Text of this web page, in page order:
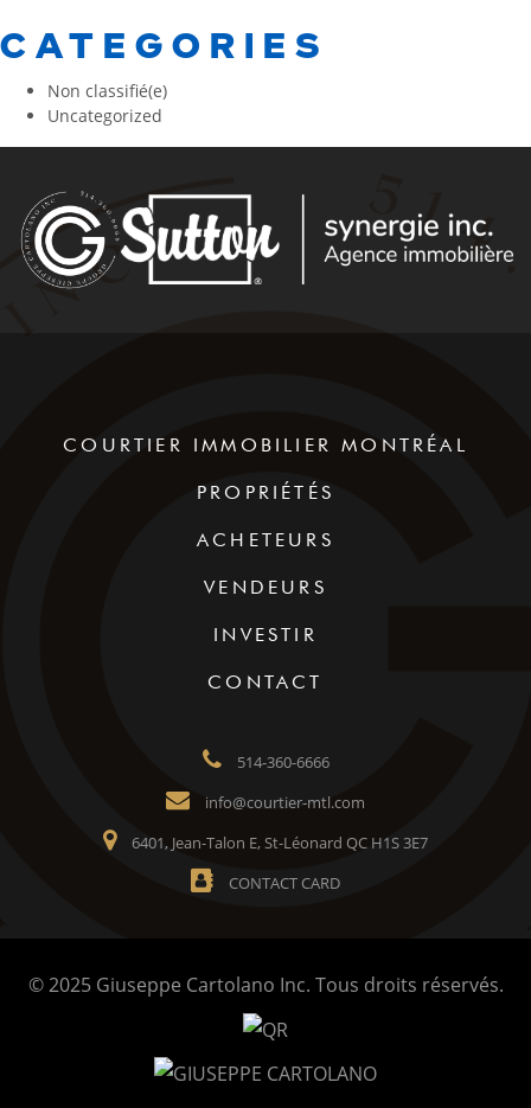
CATEGORIES
Non classifié(e)
Uncategorized
COURTIER IMMOBILIER MONTRÉAL
PROPRIÉTÉS
ACHETEURS
VENDEURS
INVESTIR
CONTACT
514-360-6666
info@courtier-mtl.com
6401, Jean-Talon E, St-Léonard QC H1S 3E7
CONTACT CARD
© 2025 Giuseppe Cartolano Inc. Tous droits réservés.